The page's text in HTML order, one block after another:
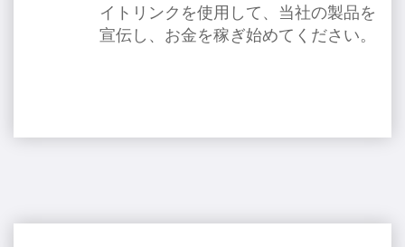
イトリンクを使用して、当社の製品を
宣伝し、お金を稼ぎ始めてください。